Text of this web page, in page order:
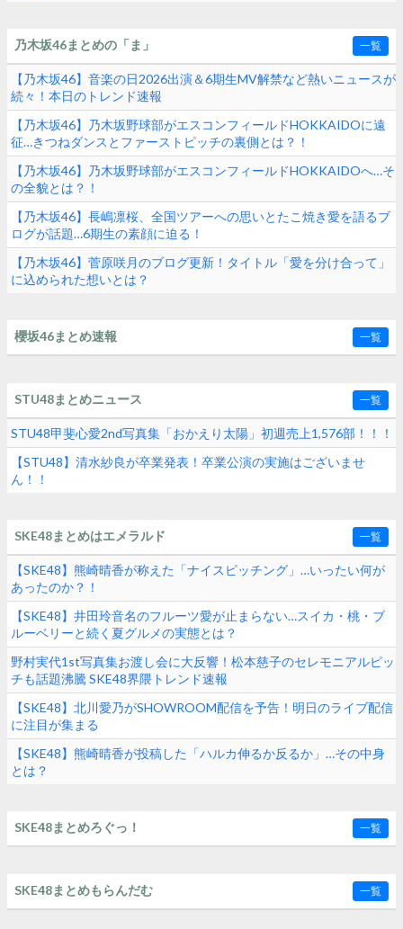
乃木坂46まとめの「ま」 一覧
【乃木坂46】音楽の日2026出演＆6期生MV解禁など熱いニュースが
続々！本日のトレンド速報
【乃木坂46】乃木坂野球部がエスコンフィールドHOKKAIDOに遠
征…きつねダンスとファーストピッチの裏側とは？！
【乃木坂46】乃木坂野球部がエスコンフィールドHOKKAIDOへ…そ
の全貌とは？！
【乃木坂46】長嶋凛桜、全国ツアーへの思いとたこ焼き愛を語るブ
ログが話題…6期生の素顔に迫る！
【乃木坂46】菅原咲月のブログ更新！タイトル「愛を分け合って」
に込められた想いとは？
櫻坂46まとめ速報 一覧
STU48まとめニュース 一覧
STU48甲斐心愛2nd写真集「おかえり太陽」初週売上1,576部！！！
【STU48】清水紗良が卒業発表！卒業公演の実施はございませ
ん！！
SKE48まとめはエメラルド 一覧
【SKE48】熊崎晴香が称えた「ナイスピッチング」…いったい何が
あったのか？！
【SKE48】井田玲音名のフルーツ愛が止まらない…スイカ・桃・ブ
ルーベリーと続く夏グルメの実態とは？
野村実代1st写真集お渡し会に大反響！松本慈子のセレモニアルピッ
チも話題沸騰 SKE48界隈トレンド速報
【SKE48】北川愛乃がSHOWROOM配信を予告！明日のライブ配信
に注目が集まる
【SKE48】熊崎晴香が投稿した「ハルカ伸るか反るか」…その中身
とは？
SKE48まとめろぐっ！ 一覧
SKE48まとめもらんだむ 一覧